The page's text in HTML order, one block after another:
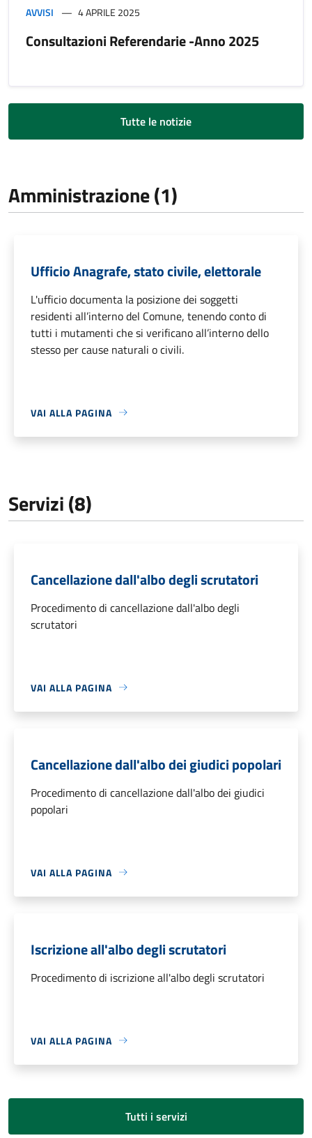
AVVISI 4 APRILE 2025
Consultazioni Referendarie -Anno 2025
Tutte le notizie
Amministrazione (1)
Ufficio Anagrafe, stato civile, elettorale
L'ufficio documenta la posizione dei soggetti
residenti all’interno del Comune, tenendo conto di
tutti i mutamenti che si verificano all’interno dello
stesso per cause naturali o civili.
VAI ALLA PAGINA
Servizi (8)
Cancellazione dall'albo degli scrutatori
Procedimento di cancellazione dall'albo degli
scrutatori
VAI ALLA PAGINA
Cancellazione dall'albo dei giudici popolari
Procedimento di cancellazione dall'albo dei giudici
popolari
VAI ALLA PAGINA
Iscrizione all'albo degli scrutatori
Procedimento di iscrizione all'albo degli scrutatori
VAI ALLA PAGINA
Tutti i servizi